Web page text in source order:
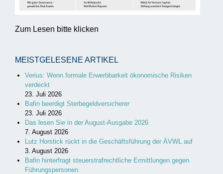
Zum Lesen bitte klicken
MEISTGELESENE ARTIKEL
Verius: Wenn formale Erwerbbarkeit ökonomische Risiken
verdeckt
23. Juli 2026
Bafin beerdigt Sterbegeldversicherer
23. Juli 2026
Das lesen Sie in der August-Ausgabe 2026
7. August 2026
Lutz Horstick rückt in die Geschäftsführung der ÄVWL auf
3. August 2026
Bafin hinterfragt steuerstrafrechtliche Ermittlungen gegen
Führungspersonen